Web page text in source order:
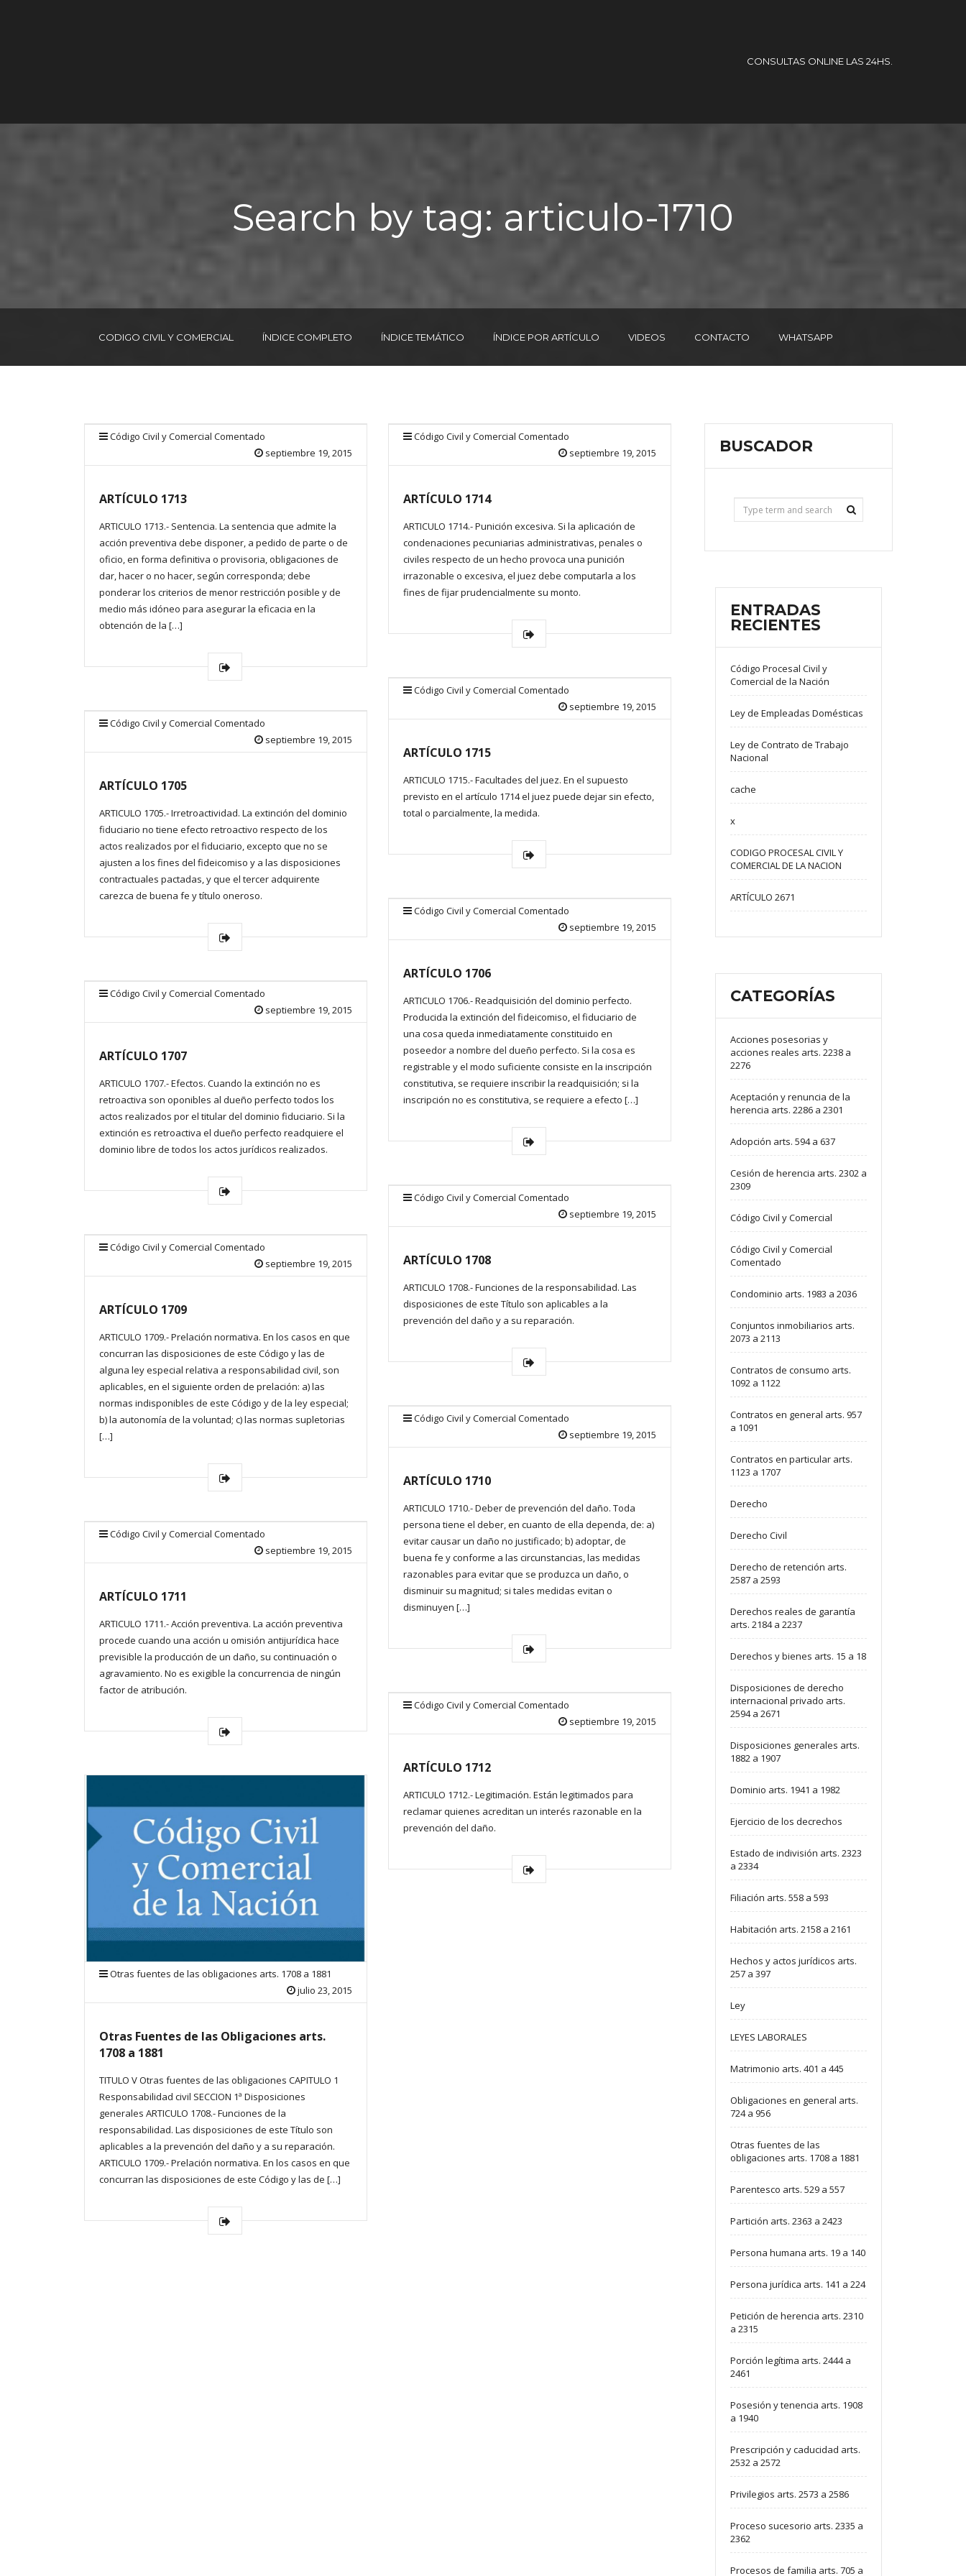
CONSULTAS ONLINE LAS 24HS.
Search by tag: articulo-1710
CODIGO CIVIL Y COMERCIAL ÍNDICE COMPLETO ÍNDICE TEMÁTICO ÍNDICE POR ARTÍCULO VIDEOS CONTACTO WHATSAPP
Código Civil y Comercial Comentado
septiembre 19, 2015
ARTÍCULO 1713
ARTICULO 1713.- Sentencia. La sentencia que admite la
acción preventiva debe disponer, a pedido de parte o de
oficio, en forma definitiva o provisoria, obligaciones de
dar, hacer o no hacer, según corresponda; debe
ponderar los criterios de menor restricción posible y de
medio más idóneo para asegurar la eficacia en la
obtención de la […]
Código Civil y Comercial Comentado
septiembre 19, 2015
ARTÍCULO 1714
ARTICULO 1714.- Punición excesiva. Si la aplicación de
condenaciones pecuniarias administrativas, penales o
civiles respecto de un hecho provoca una punición
irrazonable o excesiva, el juez debe computarla a los
fines de fijar prudencialmente su monto.
Código Civil y Comercial Comentado
septiembre 19, 2015
ARTÍCULO 1715
ARTICULO 1715.- Facultades del juez. En el supuesto
previsto en el artículo 1714 el juez puede dejar sin efecto,
total o parcialmente, la medida.
Código Civil y Comercial Comentado
septiembre 19, 2015
ARTÍCULO 1705
ARTICULO 1705.- Irretroactividad. La extinción del dominio
fiduciario no tiene efecto retroactivo respecto de los
actos realizados por el fiduciario, excepto que no se
ajusten a los fines del fideicomiso y a las disposiciones
contractuales pactadas, y que el tercer adquirente
carezca de buena fe y título oneroso.
Código Civil y Comercial Comentado
septiembre 19, 2015
ARTÍCULO 1706
ARTICULO 1706.- Readquisición del dominio perfecto.
Producida la extinción del fideicomiso, el fiduciario de
una cosa queda inmediatamente constituido en
poseedor a nombre del dueño perfecto. Si la cosa es
registrable y el modo suficiente consiste en la inscripción
constitutiva, se requiere inscribir la readquisición; si la
inscripción no es constitutiva, se requiere a efecto […]
Código Civil y Comercial Comentado
septiembre 19, 2015
ARTÍCULO 1707
ARTICULO 1707.- Efectos. Cuando la extinción no es
retroactiva son oponibles al dueño perfecto todos los
actos realizados por el titular del dominio fiduciario. Si la
extinción es retroactiva el dueño perfecto readquiere el
dominio libre de todos los actos jurídicos realizados.
Código Civil y Comercial Comentado
septiembre 19, 2015
ARTÍCULO 1708
ARTICULO 1708.- Funciones de la responsabilidad. Las
disposiciones de este Título son aplicables a la
prevención del daño y a su reparación.
Código Civil y Comercial Comentado
septiembre 19, 2015
ARTÍCULO 1709
ARTICULO 1709.- Prelación normativa. En los casos en que
concurran las disposiciones de este Código y las de
alguna ley especial relativa a responsabilidad civil, son
aplicables, en el siguiente orden de prelación: a) las
normas indisponibles de este Código y de la ley especial;
b) la autonomía de la voluntad; c) las normas supletorias
[…]
Código Civil y Comercial Comentado
septiembre 19, 2015
ARTÍCULO 1710
ARTICULO 1710.- Deber de prevención del daño. Toda
persona tiene el deber, en cuanto de ella dependa, de: a)
evitar causar un daño no justificado; b) adoptar, de
buena fe y conforme a las circunstancias, las medidas
razonables para evitar que se produzca un daño, o
disminuir su magnitud; si tales medidas evitan o
disminuyen […]
Código Civil y Comercial Comentado
septiembre 19, 2015
ARTÍCULO 1711
ARTICULO 1711.- Acción preventiva. La acción preventiva
procede cuando una acción u omisión antijurídica hace
previsible la producción de un daño, su continuación o
agravamiento. No es exigible la concurrencia de ningún
factor de atribución.
Código Civil y Comercial Comentado
septiembre 19, 2015
ARTÍCULO 1712
ARTICULO 1712.- Legitimación. Están legitimados para
reclamar quienes acreditan un interés razonable en la
prevención del daño.
Otras fuentes de las obligaciones arts. 1708 a 1881
julio 23, 2015
Otras Fuentes de las Obligaciones arts.
1708 a 1881
TITULO V Otras fuentes de las obligaciones CAPITULO 1
Responsabilidad civil SECCION 1ª Disposiciones
generales ARTICULO 1708.- Funciones de la
responsabilidad. Las disposiciones de este Título son
aplicables a la prevención del daño y a su reparación.
ARTICULO 1709.- Prelación normativa. En los casos en que
concurran las disposiciones de este Código y las de […]
BUSCADOR
ENTRADAS
RECIENTES
Código Procesal Civil y
Comercial de la Nación
Ley de Empleadas Domésticas
Ley de Contrato de Trabajo
Nacional
cache
x
CODIGO PROCESAL CIVIL Y
COMERCIAL DE LA NACION
ARTÍCULO 2671
CATEGORÍAS
Acciones posesorias y
acciones reales arts. 2238 a
2276
Aceptación y renuncia de la
herencia arts. 2286 a 2301
Adopción arts. 594 a 637
Cesión de herencia arts. 2302 a
2309
Código Civil y Comercial
Código Civil y Comercial
Comentado
Condominio arts. 1983 a 2036
Conjuntos inmobiliarios arts.
2073 a 2113
Contratos de consumo arts.
1092 a 1122
Contratos en general arts. 957
a 1091
Contratos en particular arts.
1123 a 1707
Derecho
Derecho Civil
Derecho de retención arts.
2587 a 2593
Derechos reales de garantía
arts. 2184 a 2237
Derechos y bienes arts. 15 a 18
Disposiciones de derecho
internacional privado arts.
2594 a 2671
Disposiciones generales arts.
1882 a 1907
Dominio arts. 1941 a 1982
Ejercicio de los decrechos
Estado de indivisión arts. 2323
a 2334
Filiación arts. 558 a 593
Habitación arts. 2158 a 2161
Hechos y actos jurídicos arts.
257 a 397
Ley
LEYES LABORALES
Matrimonio arts. 401 a 445
Obligaciones en general arts.
724 a 956
Otras fuentes de las
obligaciones arts. 1708 a 1881
Parentesco arts. 529 a 557
Partición arts. 2363 a 2423
Persona humana arts. 19 a 140
Persona jurídica arts. 141 a 224
Petición de herencia arts. 2310
a 2315
Porción legítima arts. 2444 a
2461
Posesión y tenencia arts. 1908
a 1940
Prescripción y caducidad arts.
2532 a 2572
Privilegios arts. 2573 a 2586
Proceso sucesorio arts. 2335 a
2362
Procesos de familia arts. 705 a